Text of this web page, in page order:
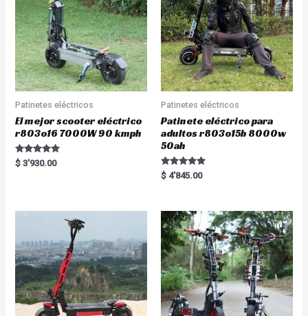
Patinetes eléctricos
El mejor scooter eléctrico
r803o16 7000W 90 kmph
Rated
5.00
$ 3'930.00
Patinetes eléctricos
Patinete eléctrico para
adultos r803o15b 8000w
50ah
Rated
5.00
$ 4'845.00